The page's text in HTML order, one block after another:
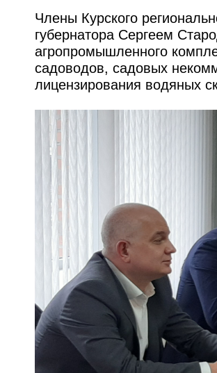
Члены Курского
губернатора Сергеем
агропромышленного
садоводов, садовых
лицензирования водяных